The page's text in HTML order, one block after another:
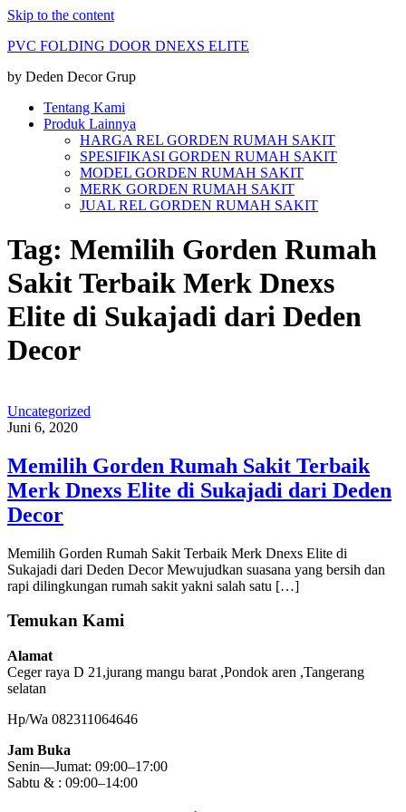
Skip to the content
PVC FOLDING DOOR DNEXS ELITE
by Deden Decor Grup
Tentang Kami
Produk Lainnya
HARGA REL GORDEN RUMAH SAKIT
SPESIFIKASI GORDEN RUMAH SAKIT
MODEL GORDEN RUMAH SAKIT
MERK GORDEN RUMAH SAKIT
JUAL REL GORDEN RUMAH SAKIT
Tag: Memilih Gorden Rumah
Sakit Terbaik Merk Dnexs
Elite di Sukajadi dari Deden
Decor
Uncategorized
Juni 6, 2020
Memilih Gorden Rumah Sakit Terbaik
Merk Dnexs Elite di Sukajadi dari Deden
Decor
Memilih Gorden Rumah Sakit Terbaik Merk Dnexs Elite di
Sukajadi dari Deden Decor Mewujudkan suasana yang bersih dan
rapi dilingkungan rumah sakit yakni salah satu […]
Temukan Kami
Alamat
Ceger raya D 21,jurang mangu barat ,Pondok aren ,Tangerang
selatan
Hp/Wa 082311064646
Jam Buka
Senin—Jumat: 09:00–17:00
Sabtu & : 09:00–14:00